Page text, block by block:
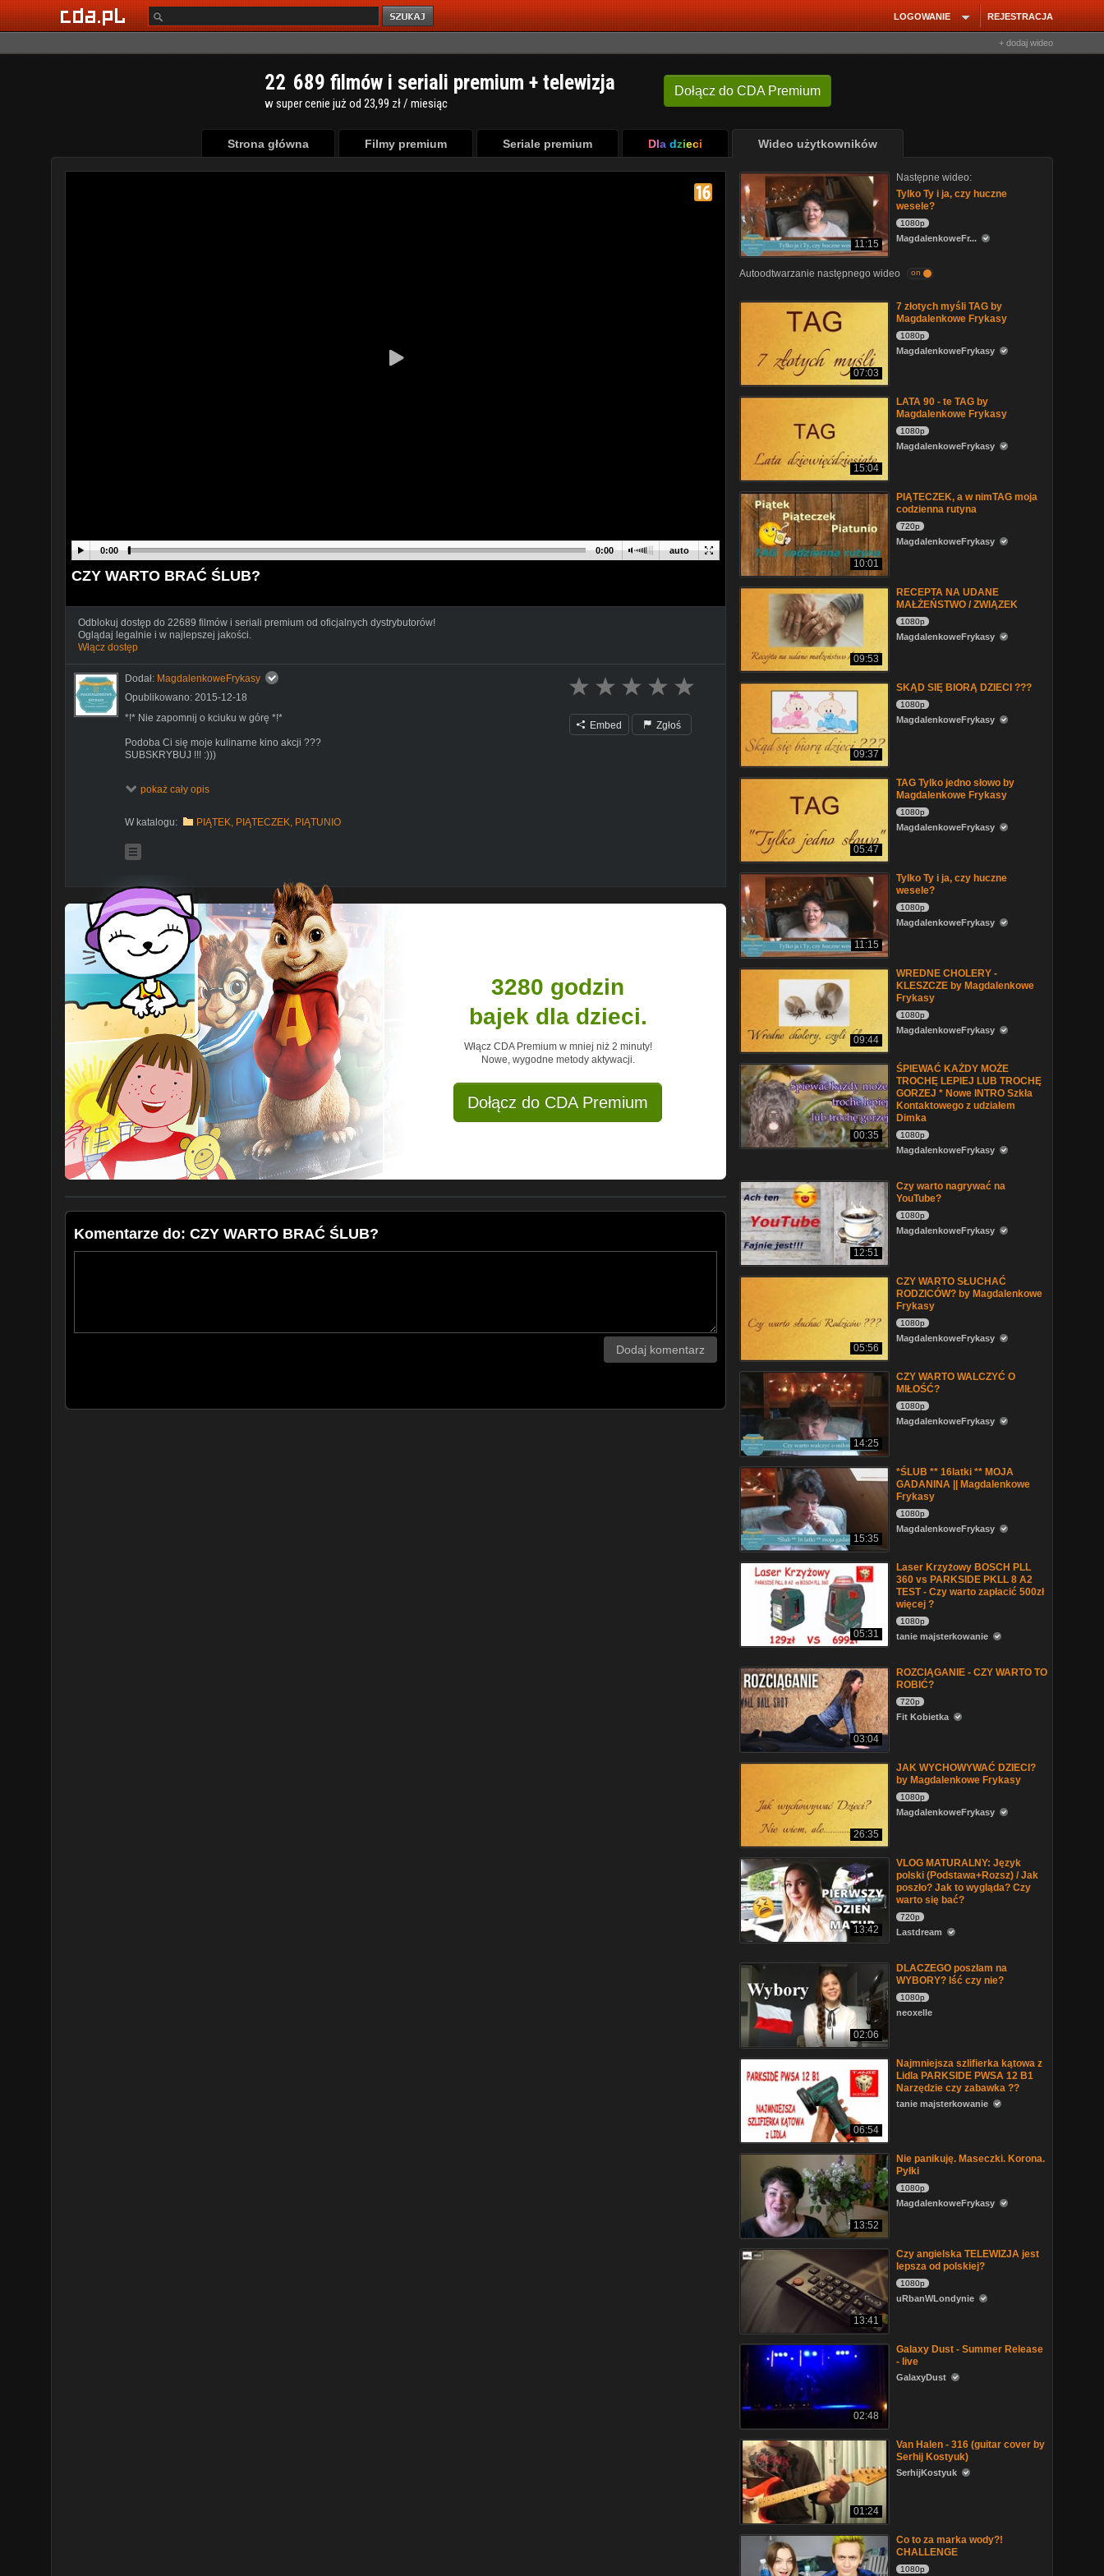
REJESTRACJA
LOGOWANIE
+ dodaj wideo
Dołącz do CDA Premium
22 689 filmów i seriali premium + telewizja
w super cenie już od 23,99 zł / miesiąc
Strona główna Filmy premium Seriale premium Dla dzieci Wideo użytkowników
auto
0:00 0:00
CZY WARTO BRAĆ ŚLUB?
Odblokuj dostęp do 22689 filmów i seriali premium od oficjalnych dystrybutorów!
Oglądaj legalnie i w najlepszej jakości.
Włącz dostęp
Dodał: MagdalenkoweFrykasy
Opublikowano: 2015-12-18
*!* Nie zapomnij o kciuku w górę *!*
Podoba Ci się moje kulinarne kino akcji ???
SUBSKRYBUJ !!! :)))
BLOGhttp://magdalenkowefrykasytv.blogspot.com/
FB
https://www.facebook.com/pages/Magdalenkowe-Frykasy/101524783340414?ref=hl
G+https://plus.google.com/u/0/b/108096952207414861689/+MagdalenkoweFrykasy/posts
W filmiku mówię o filmikach:
Recepta na udane małżeństwo:
https://www.youtube.com/watch?v=8uQGDLfzWSU
Jak wychowywać dzieci?
https://www.youtube.com/watch?v=ln9UV9ohHgg
pokaż cały opis
W katalogu: PIĄTEK, PIĄTECZEK, PIĄTUNIO
Embed Zgłoś
3280 godzin
bajek dla dzieci.
Włącz CDA Premium w mniej niż 2 minuty!
Nowe, wygodne metody aktywacji.
Dołącz do CDA Premium
Komentarze do: CZY WARTO BRAĆ ŚLUB?
Dodaj komentarz
11:15
Następne wideo:
Tylko Ty i ja, czy huczne
wesele?
1080p
MagdalenkoweFr...
Autoodtwarzanie następnego wideo on
07:03
7 złotych myśli TAG by
Magdalenkowe Frykasy
1080p
MagdalenkoweFrykasy
15:04
LATA 90 - te TAG by
Magdalenkowe Frykasy
1080p
MagdalenkoweFrykasy
10:01
PIĄTECZEK, a w nimTAG moja
codzienna rutyna
720p
MagdalenkoweFrykasy
09:53
RECEPTA NA UDANE
MAŁŻEŃSTWO / ZWIĄZEK
1080p
MagdalenkoweFrykasy
09:37
SKĄD SIĘ BIORĄ DZIECI ???
1080p
MagdalenkoweFrykasy
05:47
TAG Tylko jedno słowo by
Magdalenkowe Frykasy
1080p
MagdalenkoweFrykasy
11:15
Tylko Ty i ja, czy huczne
wesele?
1080p
MagdalenkoweFrykasy
09:44
WREDNE CHOLERY -
KLESZCZE by Magdalenkowe
Frykasy
1080p
MagdalenkoweFrykasy
00:35
ŚPIEWAĆ KAŻDY MOŻE
TROCHĘ LEPIEJ LUB TROCHĘ
GORZEJ * Nowe INTRO Szkła
Kontaktowego z udziałem
Dimka
1080p
MagdalenkoweFrykasy
12:51
Czy warto nagrywać na
YouTube?
1080p
MagdalenkoweFrykasy
05:56
CZY WARTO SŁUCHAĆ
RODZICÓW? by Magdalenkowe
Frykasy
1080p
MagdalenkoweFrykasy
14:25
CZY WARTO WALCZYĆ O
MIŁOŚĆ?
1080p
MagdalenkoweFrykasy
15:35
*ŚLUB ** 16latki ** MOJA
GADANINA || Magdalenkowe
Frykasy
1080p
MagdalenkoweFrykasy
05:31
Laser Krzyżowy BOSCH PLL
360 vs PARKSIDE PKLL 8 A2
TEST - Czy warto zapłacić 500zł
więcej ?
1080p
tanie majsterkowanie
03:04
ROZCIĄGANIE - CZY WARTO TO
ROBIĆ?
720p
Fit Kobietka
26:35
JAK WYCHOWYWAĆ DZIECI?
by Magdalenkowe Frykasy
1080p
MagdalenkoweFrykasy
13:42
VLOG MATURALNY: Język
polski (Podstawa+Rozsz) / Jak
poszło? Jak to wygląda? Czy
warto się bać?
720p
Lastdream
02:06
DLACZEGO poszłam na
WYBORY? Iść czy nie?
1080p
neoxelle
06:54
Najmniejsza szlifierka kątowa z
Lidla PARKSIDE PWSA 12 B1
Narzędzie czy zabawka ??
tanie majsterkowanie
13:52
Nie panikuję. Maseczki. Korona.
Pyłki
1080p
MagdalenkoweFrykasy
13:41
Czy angielska TELEWIZJA jest
lepsza od polskiej?
1080p
uRbanWLondynie
02:48
Galaxy Dust - Summer Release
- live
GalaxyDust
01:24
Van Halen - 316 (guitar cover by
Serhij Kostyuk)
SerhijKostyuk
Co to za marka wody?!
CHALLENGE
1080p